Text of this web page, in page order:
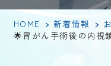
HOME > 新着情報 >
🌟胃がん手術後の内視